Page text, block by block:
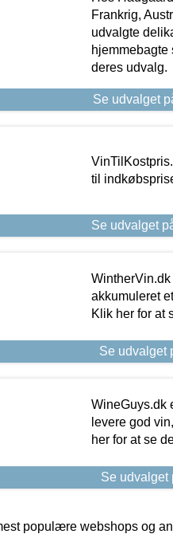
Frankrig,
udvalgte
hjemmebagte
deres udvalg.
Se udvalget
til
Se udvalget
akkumuleret
Klik her for at
Se udvalget
WineGuys.dk
levere god
her for at se
Se udvalget
populære webshops og